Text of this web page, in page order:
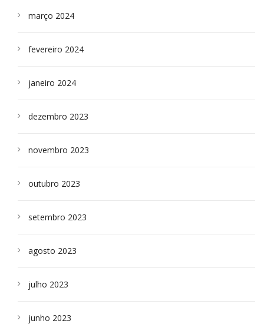
março 2024
fevereiro 2024
janeiro 2024
dezembro 2023
novembro 2023
outubro 2023
setembro 2023
agosto 2023
julho 2023
junho 2023